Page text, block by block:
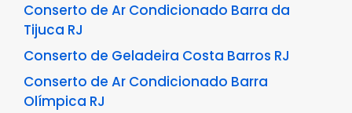
Conserto de Ar Condicionado Barra da
Tijuca RJ
Conserto de Geladeira Costa Barros RJ
Conserto de Ar Condicionado Barra
Olímpica RJ